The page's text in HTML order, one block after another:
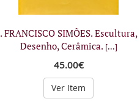
. FRANCISCO SIMÕES. Escultura,
Desenho, Cerâmica. [...]
45.00€
Ver Item